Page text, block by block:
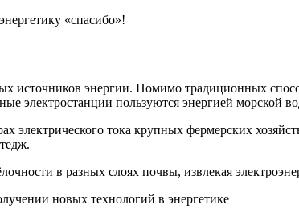
«спасибо»!
источников энергии. Помимо традиционных
электростанции пользуются энергией морской
электрического тока крупных фермерских
в разных слоях почвы, извлекая
новых технологий в энергетике